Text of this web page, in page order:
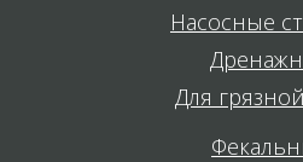
Насосные
Для